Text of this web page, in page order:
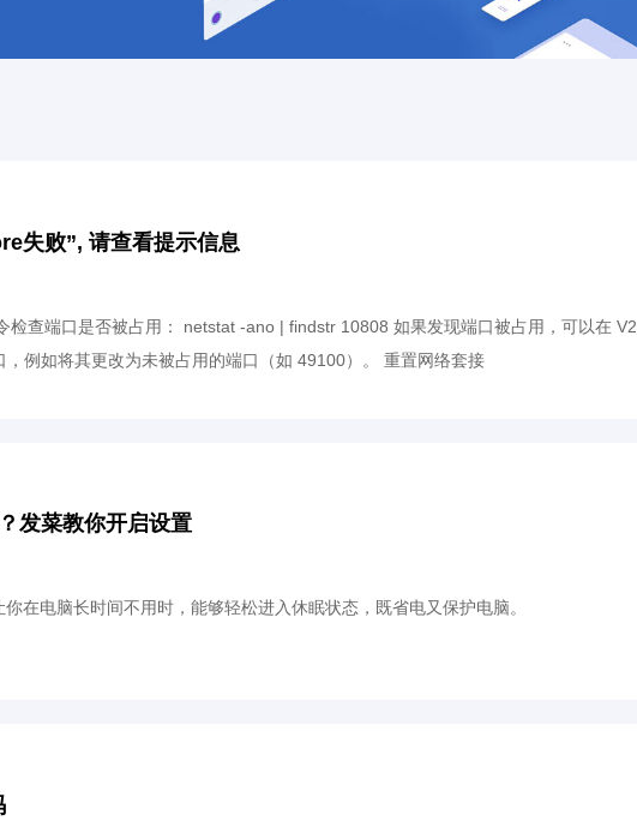
失败”, 请查看提示信息
检查端口是否被占用： netstat -ano | findstr 10808 如果发现端口被占用，可以在 V2
，例如将其更改为未被占用的端口（如 49100）。 重置网络套接
发菜教你开启设置
在电脑长时间不用时，能够轻松进入休眠状态，既省电又保护电脑。